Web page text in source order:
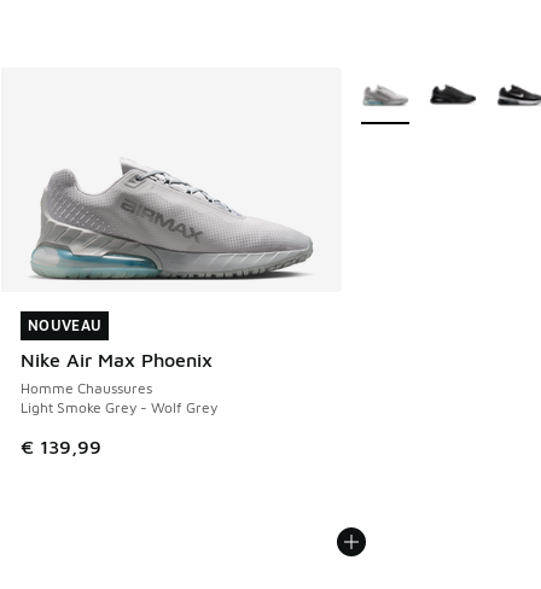
NOUVEAU
Nike Air Max Phoenix
Homme Chaussures
Light Smoke Grey - Wolf Grey
€ 139,99
NOUVEAU
Plus de couleurs